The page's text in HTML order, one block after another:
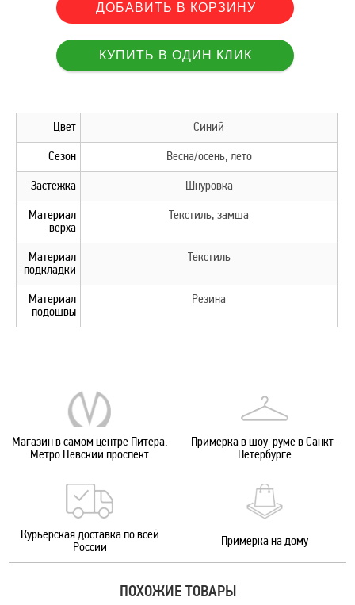
Цвет Синий
Сезон Весна/осень, лето
Застежка Шнуровка
Материал
верха
Текстиль, замша
Материал
подкладки
Текстиль
Материал
подошвы
Резина
Магазин в самом центре Питера.
Метро Невский проспект
Примерка в шоу-руме в Санкт-
Петербурге
Курьерская доставка по всей
России
Примерка на дому
ПОХОЖИЕ ТОВАРЫ